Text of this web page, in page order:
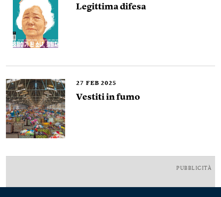
Legittima difesa
27 FEB 2025
Vestiti in fumo
PUBBLICITÀ